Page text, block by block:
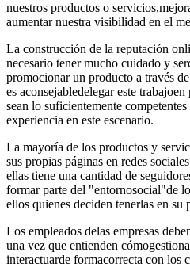
nuestros productos o
aumentar nuestra visibilidad en el
La construcción de la reputación
necesario tener mucho cuidado y
promocionar un producto a través
es aconsejabledelegar este
sean lo suficientemente
experiencia en este escenario.
La mayoría de los productos y
sus propias páginas en redes
ellas tiene una cantidad de
formar parte del "entornosocial"de
ellos quienes deciden tenerlas en su
Los empleados delas empresas
una vez que entienden
interactuarde formacorrecta con los